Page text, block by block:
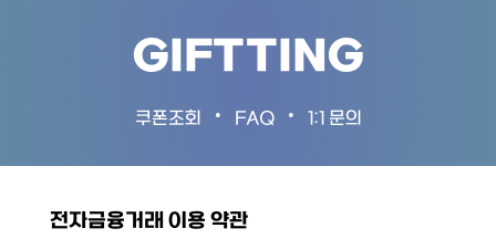
GIFTTING
쿠폰조회 • FAQ • 1:1 문의
전자금융거래 이용 약관